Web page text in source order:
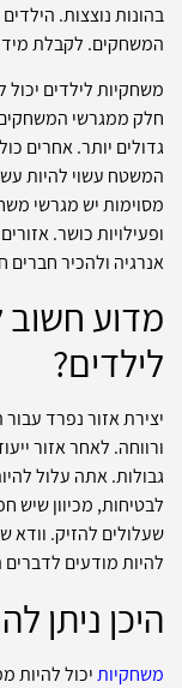
בהונות נוצצות.
המשחקים. לקבלת
משחקיות לילדים יכול
חלק ממגרשי המשחקים
גדולים יותר. אחרים
המשטח עשוי להיות
מסוימות יש מגרשי
ופעילויות כושר.
אנרגיה ולהכיר חברים
מדוע
לילדים?
יצירת אזור נפרד
ורווחה. לאחר אזור
גבולות. אתה עלול
לבטיחות, מכיוון שיש
שעלולים להזיק. וודא
להיות מודעים
היכן ניתן
משחקיותיכול להיות